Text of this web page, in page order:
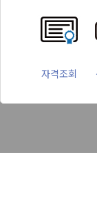
자격조회